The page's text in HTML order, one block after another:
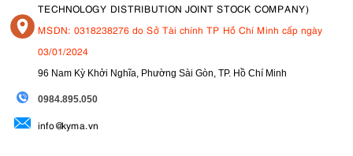
TECHNOLOGY DISTRIBUTION JOINT STOCK COMPANY)
MSDN: 0318238276 do Sở Tài chính TP Hồ Chí Minh cấp ngày
03/01/2024
96 Nam Kỳ Khởi Nghĩa, Phường Sài Gòn, TP. Hồ Chí Minh
0984.895.050
info@kyma.vn